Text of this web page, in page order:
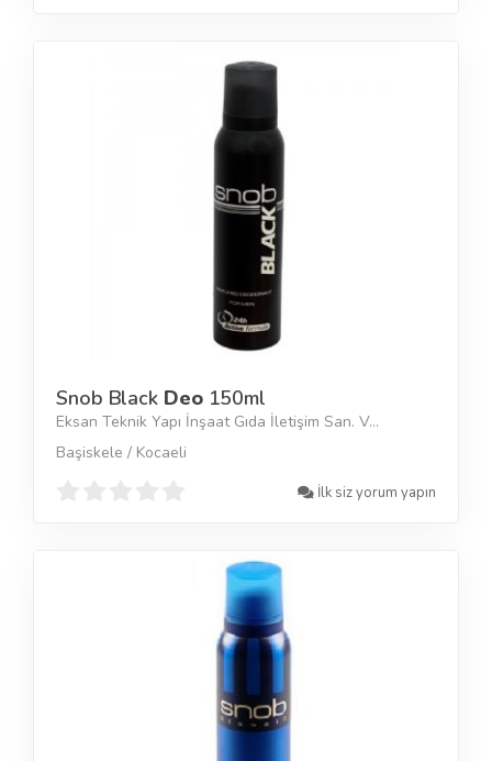
Snob Black Deo150ml
Eksan Teknik Yapı İnşaat Gıda İletişim San. V...
Başiskele / Kocaeli
İlk siz yorum yapın